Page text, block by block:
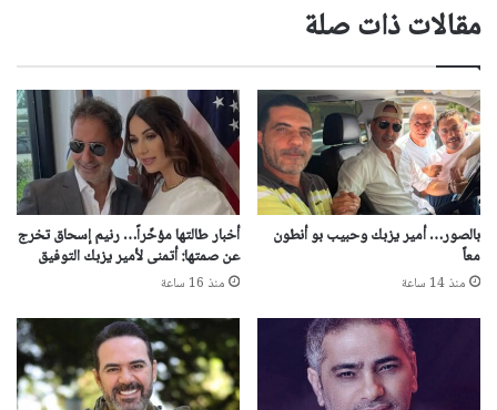
مقالات ذات صلة
بالصور… أمير يزبك وحبيب بو أنطون
معاً
منذ 14 ساعة
أخبار طالتها مؤخّراً… رنيم إسحاق تخرج
عن صمتها: أتمنى لأمير يزبك التوفيق
منذ 16 ساعة